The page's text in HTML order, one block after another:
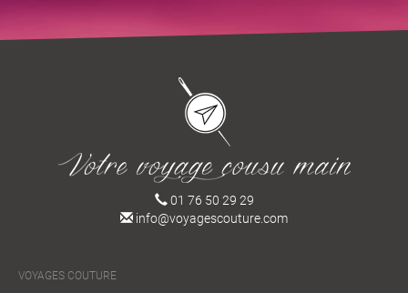
01 76 50 29 29
info@voyagescouture.com
VOYAGES COUTURE